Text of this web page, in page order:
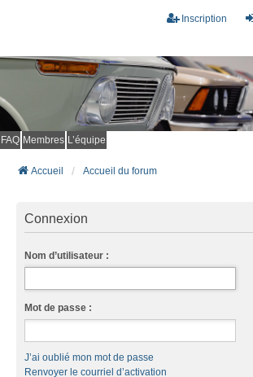
Inscription
FAQ Membres L’équipe
Accueil Accueil du forum
Connexion
Nom d’utilisateur :
Mot de passe :
J’ai oublié mon mot de passe
Renvoyer le courriel d’activation